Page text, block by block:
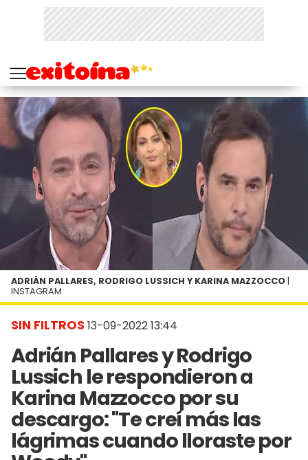
SIN FILTROS 13-09-2022 13:44
Adrián Pallares y Rodrigo
Lussich le respondieron a
Karina Mazzocco por su
descargo: "Te creí más las
lágrimas cuando lloraste por
ADRIÁN PALLARES, RODRIGO LUSSICH Y KARINA MAZZOCCO |
INSTAGRAM